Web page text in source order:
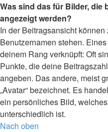
Was sind das für Bilder, die
angezeigt werden?
In der Beitragsansicht
Benutzernamen stehen.
deinem Rang verknüpft: Oft
Punkte, die deine
angeben. Das andere, meist
„Avatar“ bezeichnet. Es
ein persönliches Bild,
unterschiedlich ist.
Nach oben